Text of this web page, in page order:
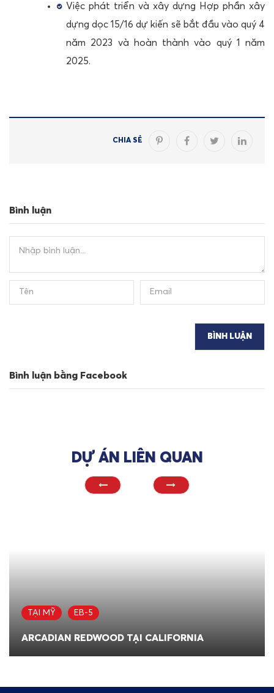
Việc phát triển và xây dựng Hợp phần xây
dựng dọc 15/16 dự kiến sẽ bắt đầu vào quý 4
năm 2023 và hoàn thành vào quý 1 năm
2025.
CHIA SẺ
Bình luận
Bình luận bằng Facebook
DỰ ÁN LIÊN QUAN
TẠI MỸ EB-5
ARCADIAN REDWOOD TẠI CALIFORNIA